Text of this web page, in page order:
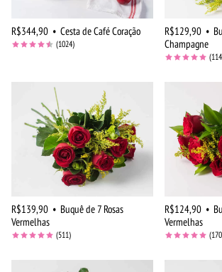
R$344,90 • Cesta de Café Coração
(1024)
R$129,90 •
Champagne
R$139,90 • Buquê de 7 Rosas
Vermelhas
(511)
R$124,90 •
Vermelhas